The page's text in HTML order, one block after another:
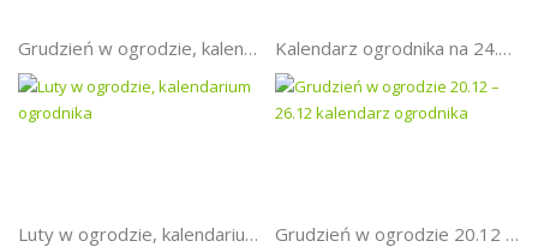
Grudzień w ogrodzie, kalendarz ogrodnika Kalendarz ogrodnika na 24.06 – 30.06 – czerwiec w ogrodzie
Luty w ogrodzie, kalendarium ogrodnika Grudzień w ogrodzie 20.12 – 26.12 kalendarz ogrodnika